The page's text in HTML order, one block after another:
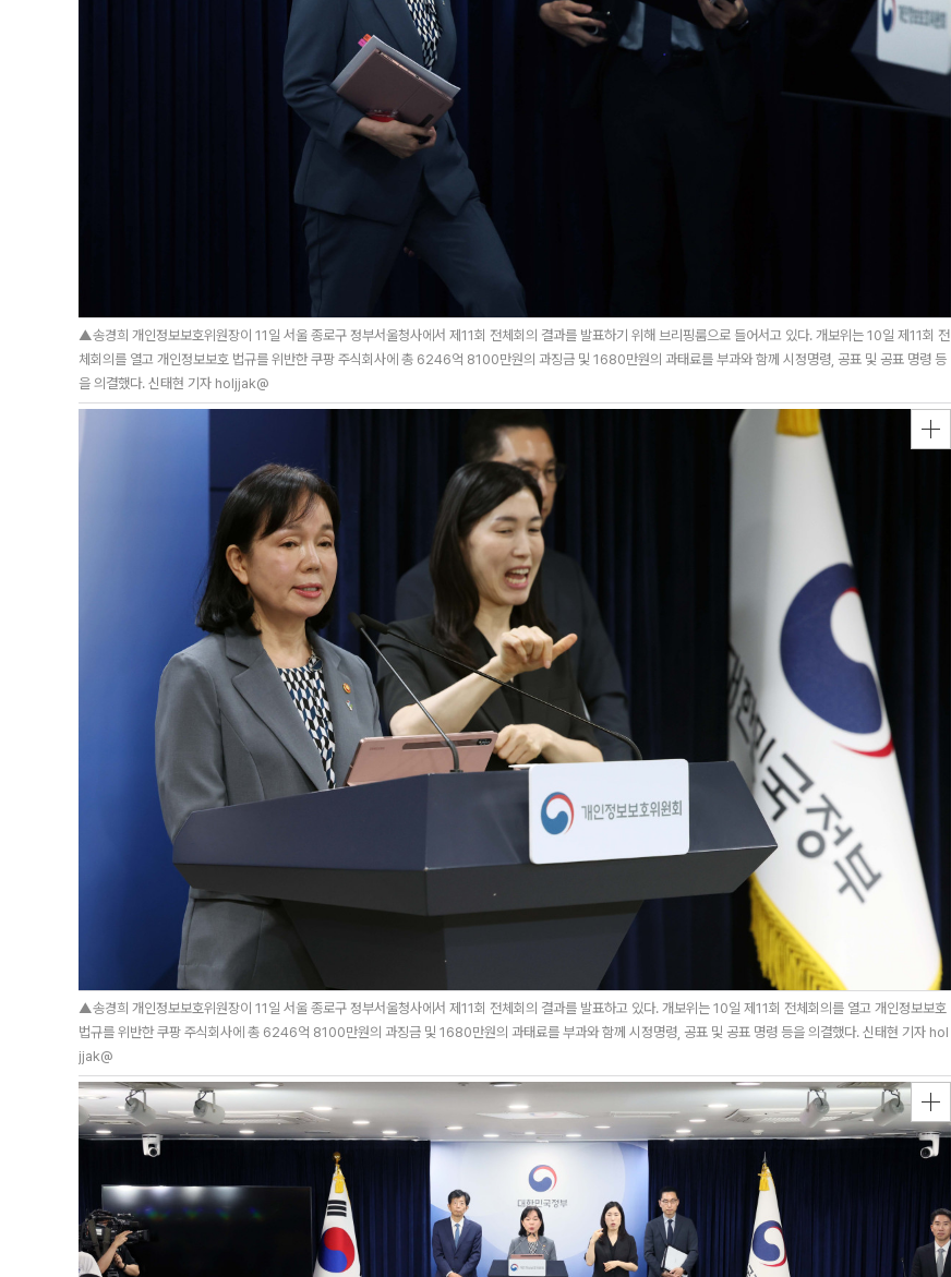
▲송경희 개인정보보호위원장이 11일 서울 종로구 정부서울청사에서 제11회 전체회의 결과를 발표하기 위해 브리핑룸으로 들어서고 있다. 개보위는 10일 제11회 전
체회의를 열고 개인정보보호 법규를 위반한 쿠팡 주식회사에 총 6246억 8100만원의 과징금 및 1680만원의 과태료를 부과와 함께 시정명령, 공표 및 공표 명령 등
을 의결했다. 신태현 기자 holjjak@
▲송경희 개인정보보호위원장이 11일 서울 종로구 정부서울청사에서 제11회 전체회의 결과를 발표하고 있다. 개보위는 10일 제11회 전체회의를 열고 개인정보보호
법규를 위반한 쿠팡 주식회사에 총 6246억 8100만원의 과징금 및 1680만원의 과태료를 부과와 함께 시정명령, 공표 및 공표 명령 등을 의결했다. 신태현 기자 hol
jjak@